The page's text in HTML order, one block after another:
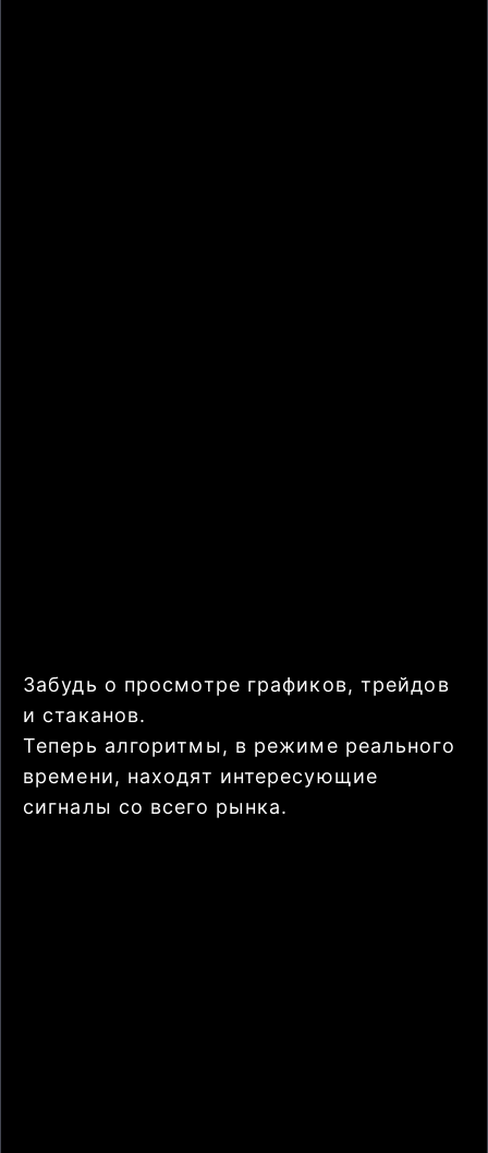
Забудь о просмотре графиков, трейдов
и стаканов.
Теперь алгоритмы, в режиме реального
времени, находят интересующие
сигналы со всего рынка.